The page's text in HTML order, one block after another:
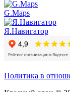
G.Maps
Я.Навигатор
Политика в